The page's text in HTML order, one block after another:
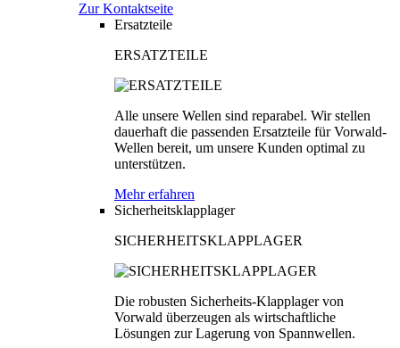
Zur Kontaktseite
Ersatzteile
ERSATZTEILE
Alle unsere Wellen sind reparabel. Wir stellen
dauerhaft die passenden Ersatzteile für Vorwald-
Wellen bereit, um unsere Kunden optimal zu
unterstützen.
Mehr erfahren
Sicherheitsklapplager
SICHERHEITSKLAPPLAGER
Die robusten Sicherheits-Klapplager von
Vorwald überzeugen als wirtschaftliche
Lösungen zur Lagerung von Spannwellen.